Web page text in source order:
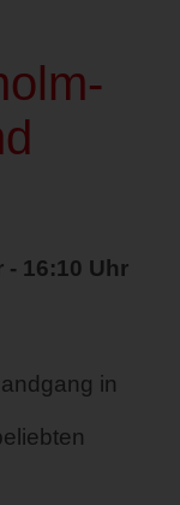
- 16:10 Uhr
in